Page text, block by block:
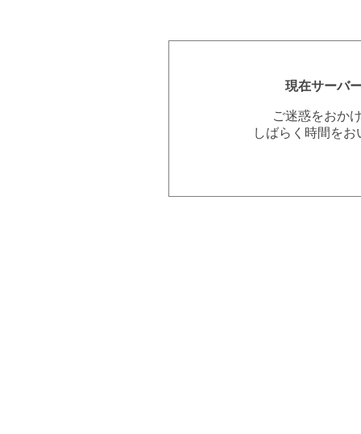
現在サーバ
ご迷惑をおか
しばらく時間を